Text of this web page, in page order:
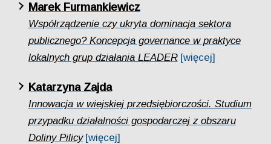
Marek Furmankiewicz
Współrządzenie czy ukryta dominacja sektora
publicznego? Koncepcja governance w praktyce
lokalnych grup działania LEADER [więcej]
Katarzyna Zajda
Innowacja w wiejskiej przedsiębiorczości. Studium
przypadku działalności gospodarczej z obszaru
Doliny Pilicy [więcej]